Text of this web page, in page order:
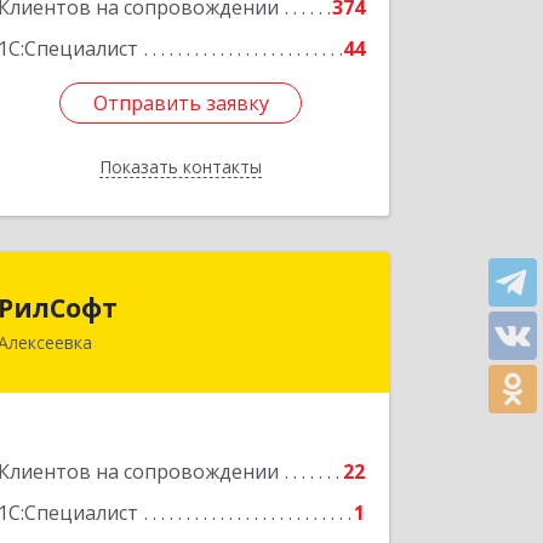
Клиентов на сопровождении
374
1С:Специалист
44
Отправить заявку
Показать контакты
Отправить заявку
Назад
РилСофт
Клиентов на сопровождении
22
1С:Специалист
1
Подробнее